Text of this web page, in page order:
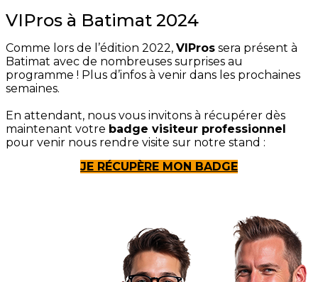
VIPros à Batimat 2024
Comme lors de l’édition 2022, VIPros sera présent à
Batimat avec de nombreuses surprises au
programme ! Plus d’infos à venir dans les prochaines
semaines.
En attendant, nous vous invitons à récupérer dès
maintenant votre badge visiteur professionnel
pour venir nous rendre visite sur notre stand :
JE RÉCUPÈRE MON BADGE